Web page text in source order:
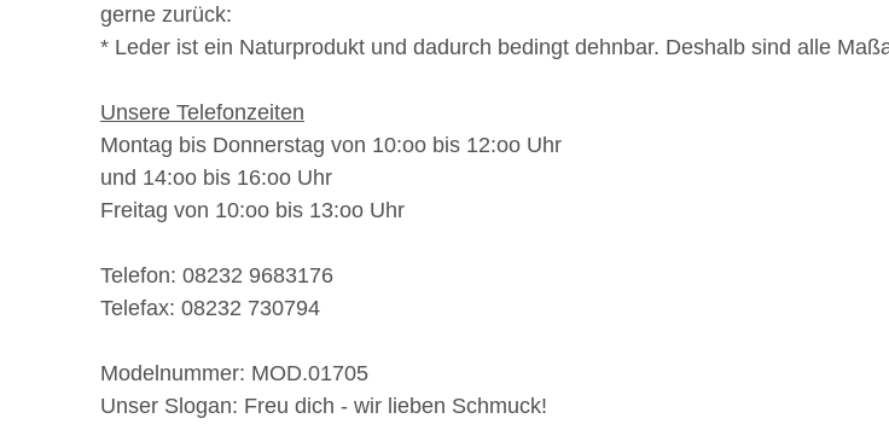
gerne zurück:
* Leder ist ein Naturprodukt und dadurch bedingt dehnbar. Deshalb sind alle
Unsere Telefonzeiten
Montag bis Donnerstag von 10:oo bis 12:oo Uhr
und 14:oo bis 16:oo Uhr
Freitag von 10:oo bis 13:oo Uhr
Telefon: 08232 9683176
Telefax: 08232 730794
Modelnummer: MOD.01705
Unser Slogan: Freu dich - wir lieben Schmuck!